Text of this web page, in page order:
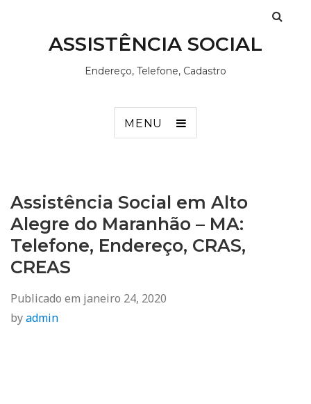
ASSISTÊNCIA SOCIAL
Endereço, Telefone, Cadastro
MENU
Assistência Social em Alto
Alegre do Maranhão – MA:
Telefone, Endereço, CRAS,
CREAS
Publicado em janeiro 24, 2020
byadmin